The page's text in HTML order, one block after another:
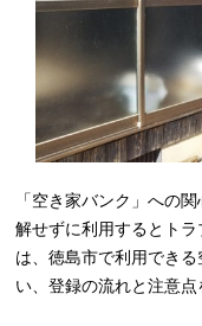
「空き家バンク」への
解せずに利用するとト
は、徳島市で利用でき
い、登録の流れと注意点